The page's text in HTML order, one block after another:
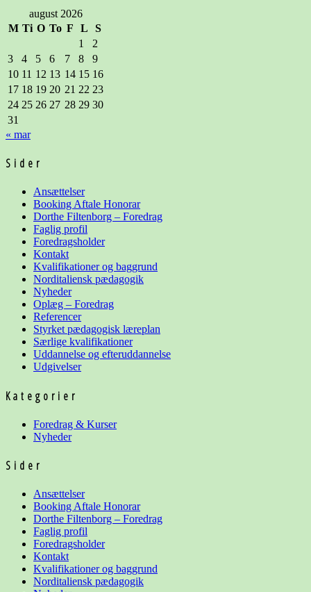
august 2026
M Ti O To F L
S
1
2
3
4 5 6 7 8
9
10 11 12 13 14 15 16
17 18 19 20 21 22 23
24 25 26 27 28 29 30
31
« mar
Sider
Ansættelser
Booking Aftale Honorar
Dorthe Filtenborg – Foredrag
Faglig profil
Foredragsholder
Kontakt
Kvalifikationer og baggrund
Norditaliensk pædagogik
Nyheder
Oplæg – Foredrag
Referencer
Styrket pædagogisk læreplan
Særlige kvalifikationer
Uddannelse og efteruddannelse
Udgivelser
Kategorier
Foredrag & Kurser
Nyheder
Sider
Ansættelser
Booking Aftale Honorar
Dorthe Filtenborg – Foredrag
Faglig profil
Foredragsholder
Kontakt
Kvalifikationer og baggrund
Norditaliensk pædagogik